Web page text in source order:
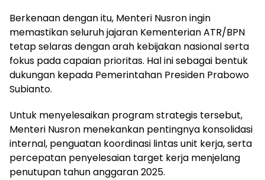
Berkenaan dengan itu, Menteri Nusron ingin
memastikan seluruh jajaran Kementerian ATR/BPN
tetap selaras dengan arah kebijakan nasional serta
fokus pada capaian prioritas. Hal ini sebagai bentuk
dukungan kepada Pemerintahan Presiden Prabowo
Subianto.
Untuk menyelesaikan program strategis tersebut,
Menteri Nusron menekankan pentingnya konsolidasi
internal, penguatan koordinasi lintas unit kerja, serta
percepatan penyelesaian target kerja menjelang
penutupan tahun anggaran 2025.